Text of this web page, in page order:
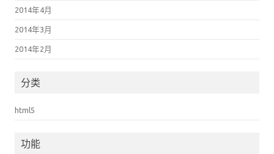
2014年4月
2014年3月
2014年2月
分类
html5
功能